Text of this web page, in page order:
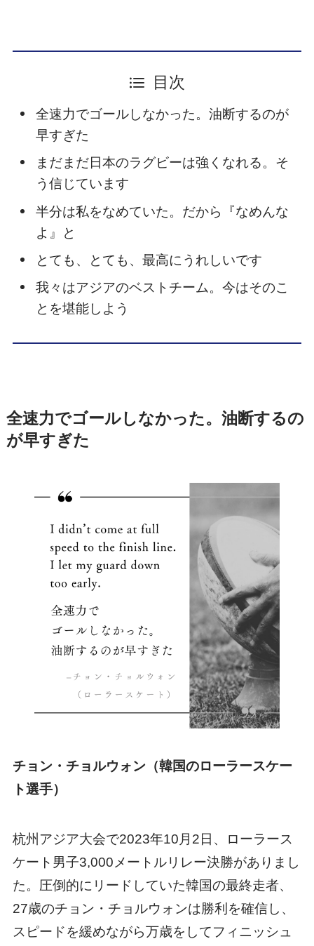
目次
全速力でゴールしなかった。油断するのが
早すぎた
まだまだ日本のラグビーは強くなれる。そ
う信じています
半分は私をなめていた。だから『なめんな
よ』と
とても、とても、最高にうれしいです
我々はアジアのベストチーム。今はそのこ
とを堪能しよう
全速力でゴールしなかった。油断するの
が早すぎた
チョン・チョルウォン（韓国のローラースケー
ト選手）
杭州アジア大会で2023年10月2日、ローラース
ケート男子3,000メートルリレー決勝がありまし
た。圧倒的にリードしていた韓国の最終走者、
27歳のチョン・チョルウォンは勝利を確信し、
スピードを緩めながら万歳をしてフィニッシュ